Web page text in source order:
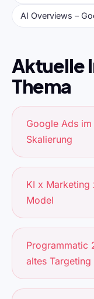
AI Overviews –
Aktuelle
Thema
Google Ads
Skalierung
KI x Marketing
Model
Programmatic
altes Targeting